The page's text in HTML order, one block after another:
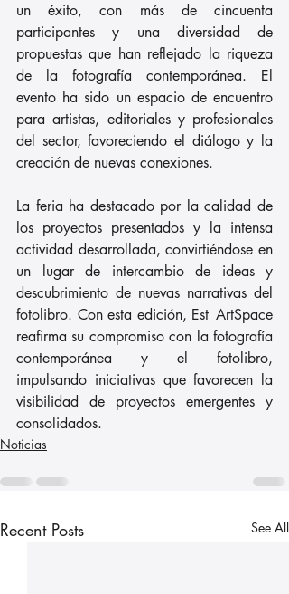
un éxito, con más de cincuenta
participantes y una diversidad de
propuestas que han reflejado la riqueza
de la fotografía contemporánea. El
evento ha sido un espacio de encuentro
para artistas, editoriales y profesionales
del sector, favoreciendo el diálogo y la
creación de nuevas conexiones.
La feria ha destacado por la calidad de
los proyectos presentados y la intensa
actividad desarrollada, convirtiéndose en
un lugar de intercambio de ideas y
descubrimiento de nuevas narrativas del
fotolibro. Con esta edición, Est_ArtSpace
reafirma su compromiso con la fotografía
contemporánea y el fotolibro,
impulsando iniciativas que favorecen la
visibilidad de proyectos emergentes y
consolidados.
Noticias
Recent Posts See All